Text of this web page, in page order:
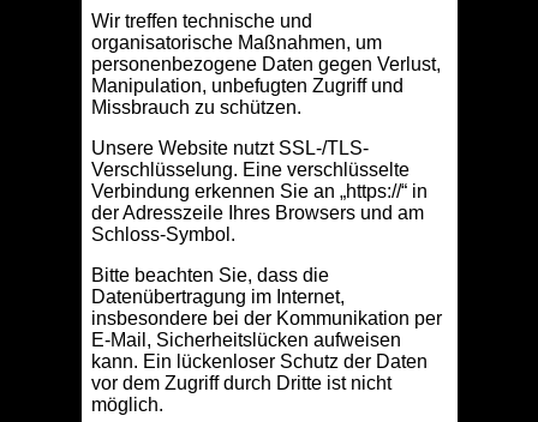
Wir treffen technische und
organisatorische Maßnahmen, um
personenbezogene Daten gegen Verlust,
Manipulation, unbefugten Zugriff und
Missbrauch zu schützen.
Unsere Website nutzt SSL-/TLS-
Verschlüsselung. Eine verschlüsselte
Verbindung erkennen Sie an „https://“ in
der Adresszeile Ihres Browsers und am
Schloss-Symbol.
Bitte beachten Sie, dass die
Datenübertragung im Internet,
insbesondere bei der Kommunikation per
E-Mail, Sicherheitslücken aufweisen
kann. Ein lückenloser Schutz der Daten
vor dem Zugriff durch Dritte ist nicht
möglich.